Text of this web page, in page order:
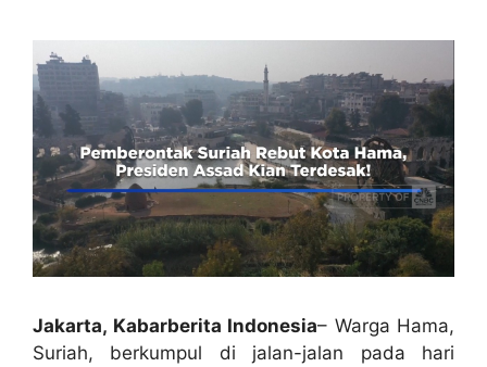
Jakarta, Kabarberita Indonesia– Warga Hama,
Suriah, berkumpul di jalan-jalan pada hari